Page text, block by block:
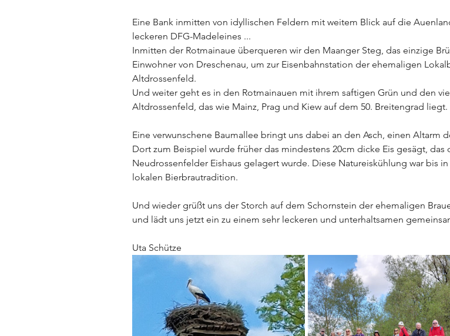
Eine Bank inmitten von idyllischen Feldern mit weitem Blick auf die
leckeren DFG-Madeleines ...
Inmitten der Rotmainaue überqueren wir den Maanger Steg, das einzige
Einwohner von Dreschenau, um zur Eisenbahnstation der ehemaligen
Altdrossenfeld.
Und weiter geht es in den Rotmainauen mit ihrem saftigen Grün und den
Altdrossenfeld, das wie Mainz, Prag und Kiew auf dem 50. Breitengrad liegt.
Eine verwunschene Baumallee bringt uns dabei an den Asch, einen Altarm
Dort zum Beispiel wurde früher das mindestens 20cm dicke Eis gesägt,
Neudrossenfelder Eishaus gelagert wurde. Diese Natureiskühlung war bis
lokalen Bierbrautradition.
Und wieder grüßt uns der Storch auf dem Schornstein der ehemaligen
und lädt uns jetzt ein zu einem sehr leckeren und unterhaltsamen
Uta Schütze